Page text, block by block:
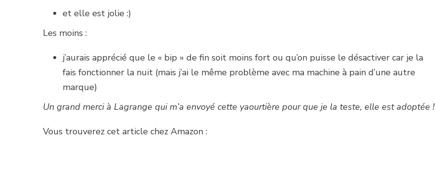
et elle est jolie :)
Les moins :
j’aurais apprécié que le « bip » de fin soit moins fort ou qu’on puisse le désactiver car je la
fais fonctionner la nuit (mais j’ai le même problème avec ma machine à pain d’une autre
marque)
Un grand merci à Lagrange qui m’a envoyé cette yaourtière pour que je la teste, elle est adoptée !
Vous trouverez cet article chez Amazon :